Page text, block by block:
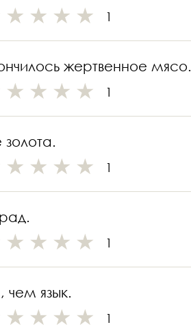
1
жертвенное мясо.
1
1
1
чем язык.
1